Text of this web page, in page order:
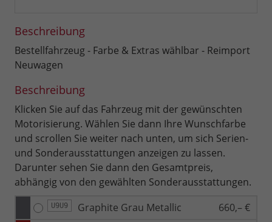
Beschreibung
Bestellfahrzeug - Farbe & Extras wählbar - Reimport
Neuwagen
Beschreibung
Klicken Sie auf das Fahrzeug mit der gewünschten
Motorisierung. Wählen Sie dann Ihre Wunschfarbe
und scrollen Sie weiter nach unten, um sich Serien-
und Sonderausstattungen anzeigen zu lassen.
Darunter sehen Sie dann den Gesamtpreis,
abhängig von den gewählten Sonderausstattungen.
U9U9 Graphite Grau Metallic 660,– €